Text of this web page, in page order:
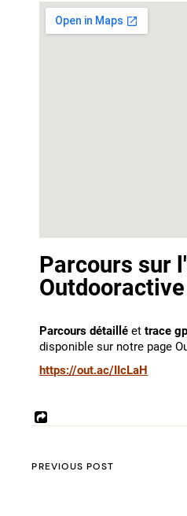
Parcours sur
Outdooractive
Parcours détaillé ettrace
disponible sur notre page
https://out.ac/IIcLaH
PREVIOUS POST